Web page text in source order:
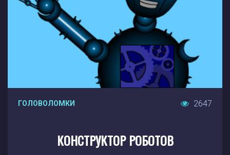
ГОЛОВОЛОМКИ 2647
КОНСТРУКТОР РОБОТОВ